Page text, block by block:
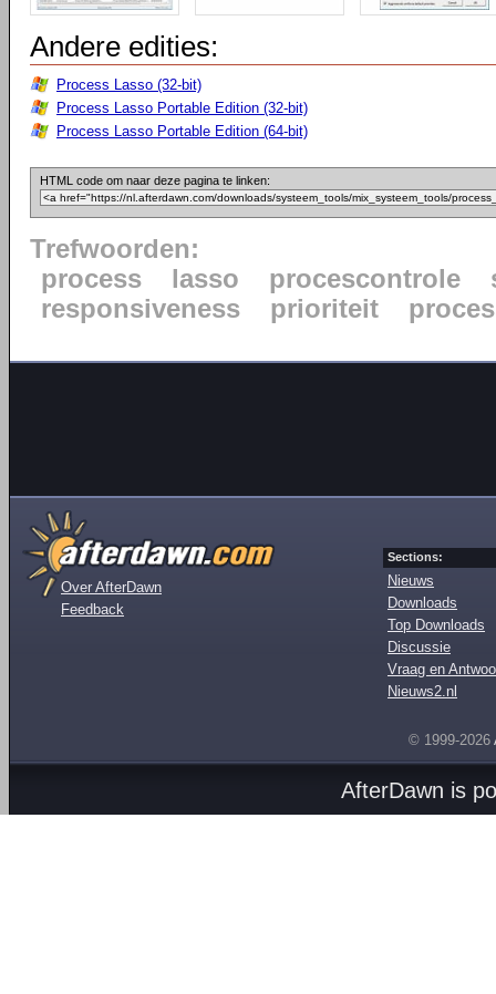
Andere edities:
Process Lasso (32-bit)
Process Lasso Portable Edition (32-bit)
Process Lasso Portable Edition (64-bit)
HTML code om naar deze pagina te linken:
Trefwoorden:
process
lasso procescontrole
responsiveness
prioriteit
Over AfterDawn
Feedback
Sections:
Nieuws
Downloads
Top Downloads
Discussie
Vraag en
Nieuws2.nl
© 1999-2026
AfterDawn is